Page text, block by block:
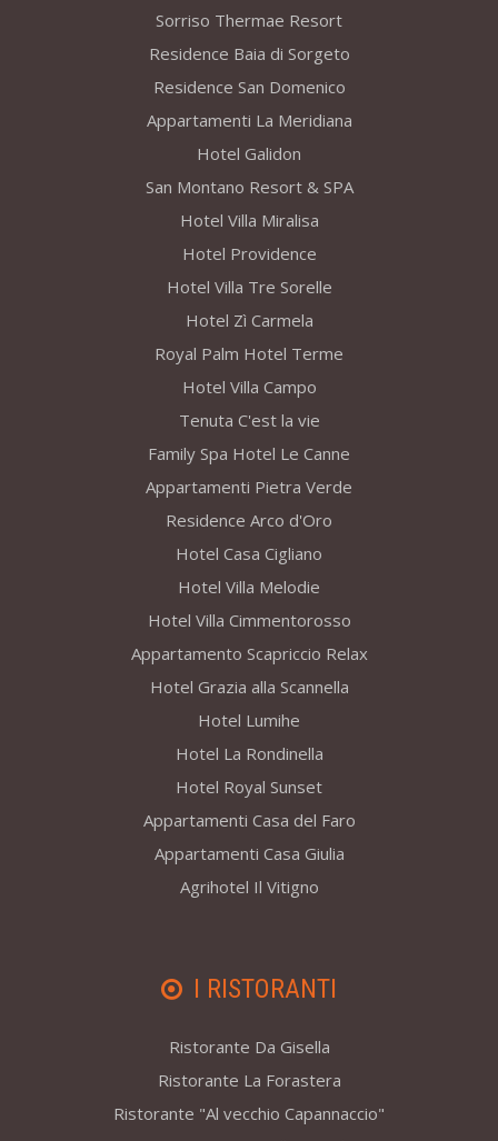
Sorriso Thermae Resort
Residence Baia di Sorgeto
Residence San Domenico
Appartamenti La Meridiana
Hotel Galidon
San Montano Resort & SPA
Hotel Villa Miralisa
Hotel Providence
Hotel Villa Tre Sorelle
Hotel Zì Carmela
Royal Palm Hotel Terme
Hotel Villa Campo
Tenuta C'est la vie
Family Spa Hotel Le Canne
Appartamenti Pietra Verde
Residence Arco d'Oro
Hotel Casa Cigliano
Hotel Villa Melodie
Hotel Villa Cimmentorosso
Appartamento Scapriccio Relax
Hotel Grazia alla Scannella
Hotel Lumihe
Hotel La Rondinella
Hotel Royal Sunset
Appartamenti Casa del Faro
Appartamenti Casa Giulia
Agrihotel Il Vitigno
I RISTORANTI
Ristorante Da Gisella
Ristorante La Forastera
Ristorante "Al vecchio Capannaccio"